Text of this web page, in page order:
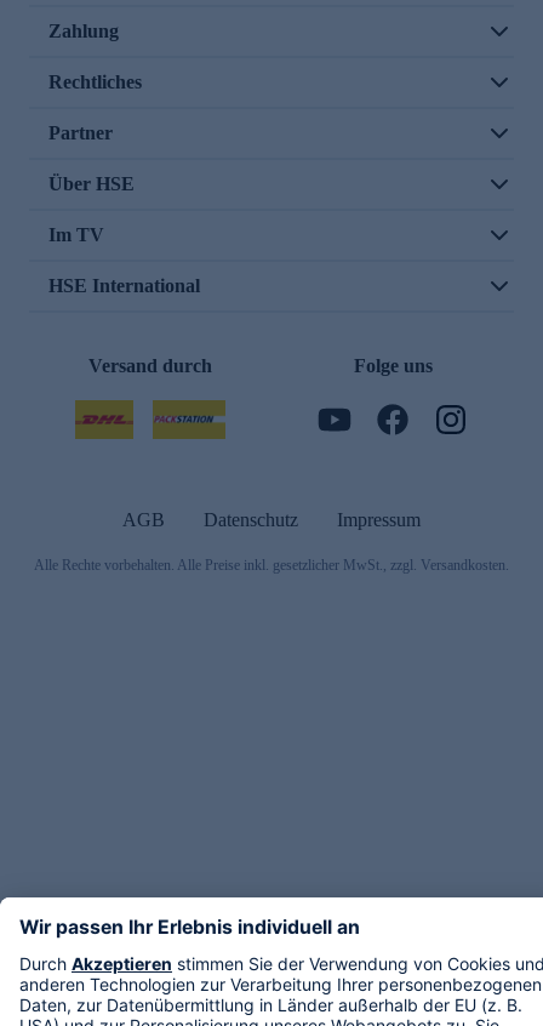
Zahlung
Rechtliches
Partner
Über HSE
Im TV
HSE International
Versand durch Folge uns
AGB Datenschutz Impressum
Alle Rechte vorbehalten. Alle Preise inkl. gesetzlicher MwSt., zzgl. Versandkosten.